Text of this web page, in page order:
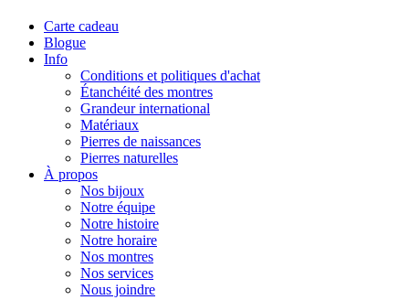
Carte cadeau
Blogue
Info
Conditions et politiques d'achat
Étanchéité des montres
Grandeur international
Matériaux
Pierres de naissances
Pierres naturelles
À propos
Nos bijoux
Notre équipe
Notre histoire
Notre horaire
Nos montres
Nos services
Nous joindre